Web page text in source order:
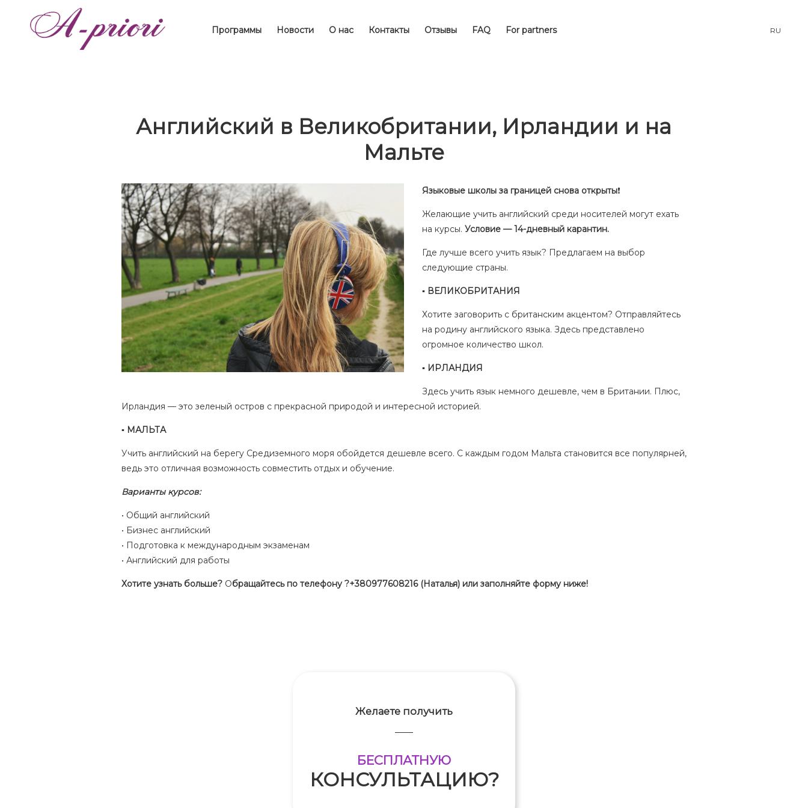
RU
Программы Новости О нас Контакты Отзывы FAQ For partners
Английский в Великобритании, Ирландии и на
Мальте
Языковые школы за границей снова открыты❗️
Желающие учить английский среди носителей могут ехать
на курсы. Условие — 14-дневный карантин.
Где лучше всего учить язык? Предлагаем на выбор
следующие страны.
▪️ ВЕЛИКОБРИТАНИЯ
Хотите заговорить с британским акцентом? Отправляйтесь
на родину английского языка. Здесь представлено
огромное количество школ.
▪️ ИРЛАНДИЯ
Здесь учить язык немного дешевле, чем в Британии. Плюс,
Ирландия — это зеленый остров с прекрасной природой и интересной историей.
▪️ МАЛЬТА
Учить английский на берегу Средиземного моря обойдется дешевле всего. С каждым годом Мальта становится все популярней,
ведь это отличная возможность совместить отдых и обучение.
Варианты курсов:
• Общий английский
• Бизнес английский
• Подготовка к международным экзаменам
• Английский для работы
Хотите узнать больше?Обращайтесь по телефону ?+380977608216 (Наталья) или заполняйте форму ниже!
Форма обратной связи
Желаете получить
БЕСПЛАТНУЮ
КОНСУЛЬТАЦИЮ?